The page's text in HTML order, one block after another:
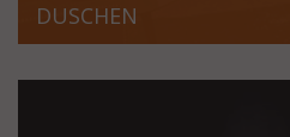
DUSCHEN